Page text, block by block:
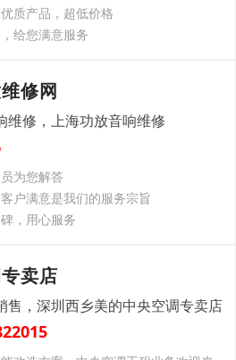
质产品，超低价格
给您满意服务
修网
维修，上海功放音响维修
为您解答
户满意是我们的服务宗旨
，用心服务
卖店
售，深圳西乡美的中央空调专卖店